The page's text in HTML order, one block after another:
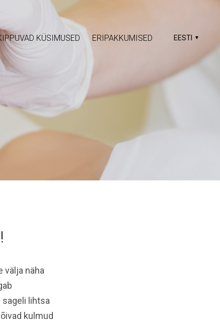
KÜSIMUSED ERIPAKKUMISED EESTI
välja näha
lihtsa
kulmud